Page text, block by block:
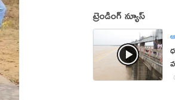
ట్రెండింగ్ న్యూస్